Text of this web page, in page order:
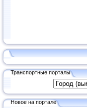
Транспортные порталы
Новое на портале